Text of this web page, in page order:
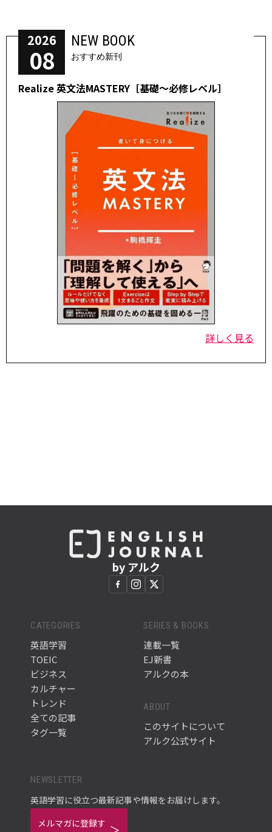
2026
08
NEW BOOK
おすすめ新刊
Realize 英文法MASTERY［基礎～必修レベル］
詳しく見る
by アルク
CATEGORIES
英語学習
TOEIC
ビジネス
カルチャー
トレンド
全ての記事
タグ一覧
SERIES & BOOKS
連載一覧
EJ新書
アルクの本
ABOUT
このサイトについて
アルク公式サイト
NEWSLETTER
英語学習に役立つ最新記事や情報をお届けします。
メルマガに登録す